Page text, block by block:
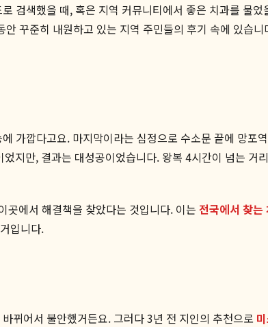
검색했을 때, 혹은 지역 커뮤니티에서 좋은 치과를 물었
꾸준히 내원하고 있는 지역 주민들의 후기 속에 있습
가깝다고요. 마지막이라는 심정으로 수소문 끝에 망포
지만, 결과는 대성공이었습니다. 왕복 4시간이 넘는 거
에서 해결책을 찾았다는 것입니다. 이는 전국에서 찾는
입니다.
뀌어서 불안했거든요. 그러다 3년 전 지인의 추천으로